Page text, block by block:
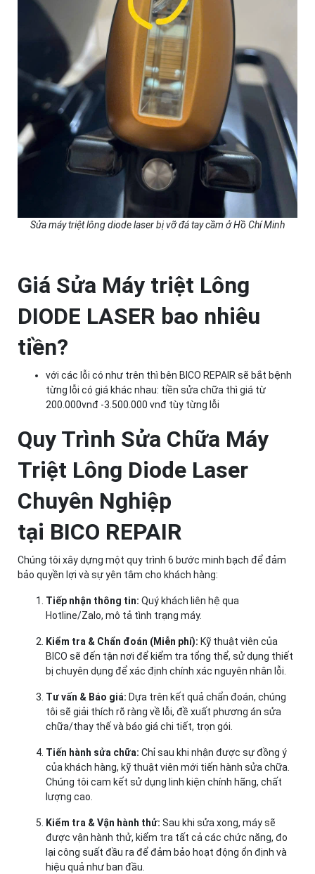
Sửa máy triệt lông diode laser bị vỡ đá tay cầm ở Hồ Chí Minh
Giá Sửa Máy triệt Lông
DIODE LASER bao nhiêu
tiền?
với các lỗi có như trên thì bên BICO REPAIR sẽ bắt bệnh
từng lỗi có giá khác nhau: tiền sửa chữa thì giá từ
200.000vnđ -3.500.000 vnđ tùy từng lỗi
Quy Trình Sửa Chữa Máy
Triệt Lông Diode Laser
Chuyên Nghiệp
tại BICO REPAIR
Chúng tôi xây dựng một quy trình 6 bước minh bạch để đảm
bảo quyền lợi và sự yên tâm cho khách hàng:
Tiếp nhận thông tin: Quý khách liên hệ qua
Hotline/Zalo, mô tả tình trạng máy.
Kiểm tra & Chẩn đoán (Miễn phí): Kỹ thuật viên của
BICO sẽ đến tận nơi để kiểm tra tổng thể, sử dụng thiết
bị chuyên dụng để xác định chính xác nguyên nhân lỗi.
Tư vấn & Báo giá: Dựa trên kết quả chẩn đoán, chúng
tôi sẽ giải thích rõ ràng về lỗi, đề xuất phương án sửa
chữa/thay thế và báo giá chi tiết, trọn gói.
Tiến hành sửa chữa: Chỉ sau khi nhận được sự đồng ý
của khách hàng, kỹ thuật viên mới tiến hành sửa chữa.
Chúng tôi cam kết sử dụng linh kiện chính hãng, chất
lượng cao.
Kiểm tra & Vận hành thử: Sau khi sửa xong, máy sẽ
được vận hành thử, kiểm tra tất cả các chức năng, đo
lại công suất đầu ra để đảm bảo hoạt động ổn định và
hiệu quả như ban đầu.